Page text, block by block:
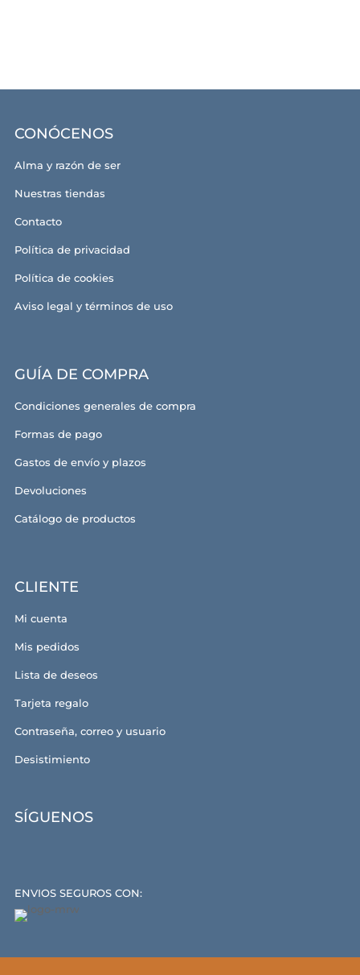
CONÓCENOS
Alma y razón de ser
Nuestras tiendas
Contacto
Política de privacidad
Política de cookies
Aviso legal y términos de uso
GUÍA DE COMPRA
Condiciones generales de compra
Formas de pago
Gastos de envío y plazos
Devoluciones
Catálogo de productos
CLIENTE
Mi cuenta
Mis pedidos
Lista de deseos
Tarjeta regalo
Contraseña, correo y usuario
Desistimiento
SÍGUENOS
ENVIOS SEGUROS CON: